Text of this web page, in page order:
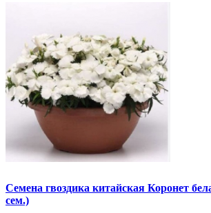
Семена гвоздика китайская Коронет
сем.)